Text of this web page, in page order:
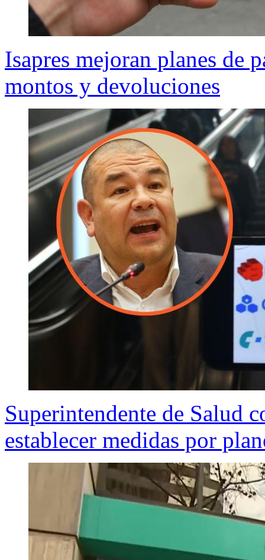
Isapres mejoran planes de
montos y devoluciones
Superintendente de Salud
establecer medidas por